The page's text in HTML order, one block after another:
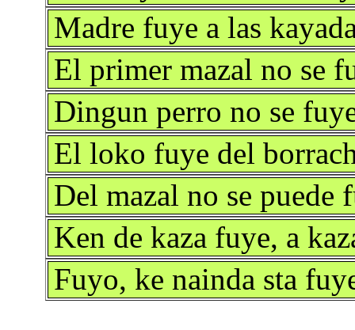
Madre fuye a las
El primer mazal no se
Dingun perro no se
El loko fuye del
Del mazal no se puede
Ken de kaza fuye, a
Fuyo, ke nainda sta